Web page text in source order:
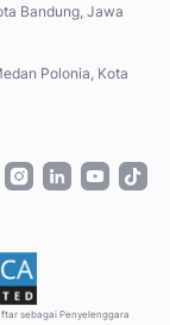
Bandung, Jawa
Polonia, Kota
sebagai Penyelenggara